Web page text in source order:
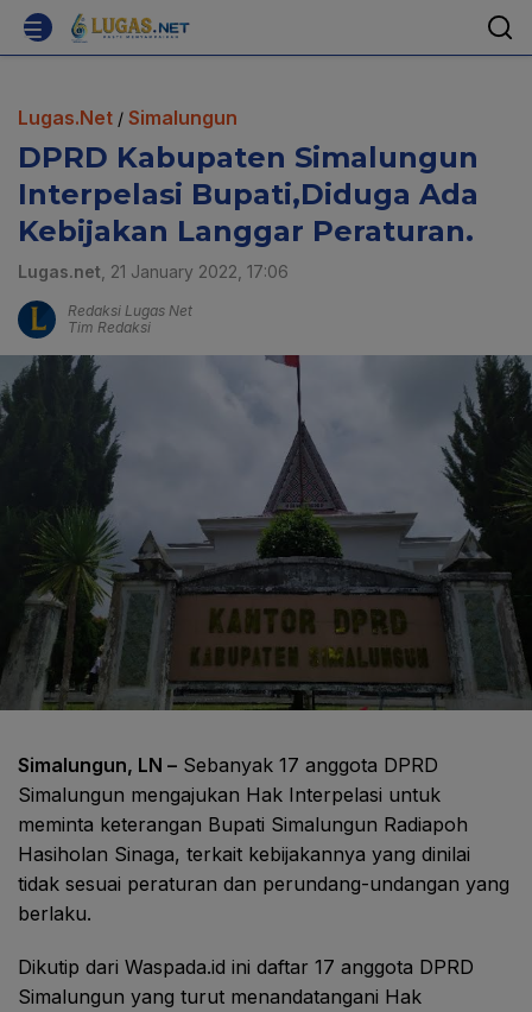
Lugas.Net / Simalungun
DPRD Kabupaten Simalungun
Interpelasi Bupati,Diduga Ada
Kebijakan Langgar Peraturan.
Lugas.net , 21 January 2022, 17:06
Redaksi Lugas Net
Tim Redaksi
Simalungun, LN – Sebanyak 17 anggota DPRD
Simalungun mengajukan Hak Interpelasi untuk
meminta keterangan Bupati Simalungun Radiapoh
Hasiholan Sinaga, terkait kebijakannya yang dinilai
tidak sesuai peraturan dan perundang-undangan yang
berlaku.
Dikutip dari Waspada.id ini daftar 17 anggota DPRD
Simalungun yang turut menandatangani Hak